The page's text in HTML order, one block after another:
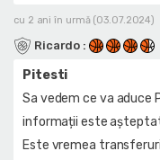
cu 2 ani în urmă (03.07.2024)
Ricardo :
Pitesti
Sa vedem ce va aduce
informații este
Este vremea